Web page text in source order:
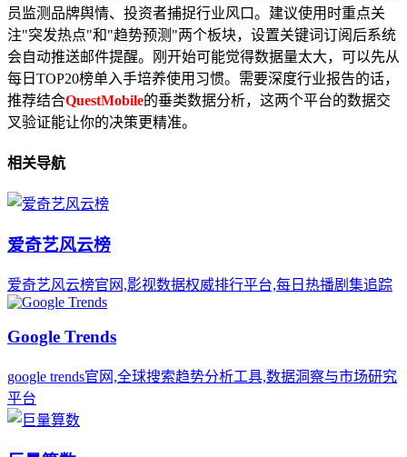
员监测品牌舆情、投资者捕捉行业风口。建议使用时重点关
注"突发热点"和"趋势预测"两个板块，设置关键词订阅后系统
会自动推送邮件提醒。刚开始可能觉得数据量太大，可以先从
每日TOP20榜单入手培养使用习惯。需要深度行业报告的话，
推荐结合QuestMobile的垂类数据分析，这两个平台的数据交
叉验证能让你的决策更精准。
相关导航
爱奇艺风云榜
爱奇艺风云榜官网,影视数据权威排行平台,每日热播剧集追踪
Google Trends
google trends官网,全球搜索趋势分析工具,数据洞察与市场研究
平台